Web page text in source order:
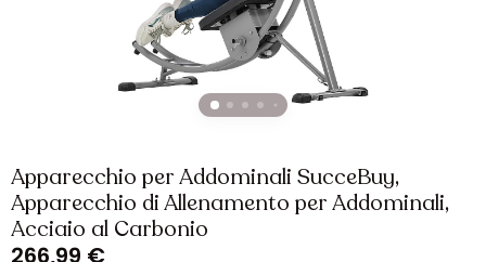
Apparecchio per Addominali SucceBuy,
Apparecchio di Allenamento per Addominali,
Acciaio al Carbonio
266,99 €